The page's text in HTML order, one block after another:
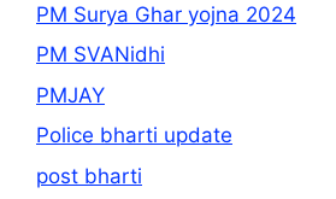
PM Surya Ghar yojna 2024
PM SVANidhi
PMJAY
Police bharti update
post bharti